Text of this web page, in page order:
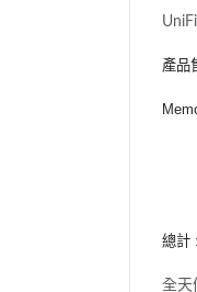
UniFi
產品
總計
全天